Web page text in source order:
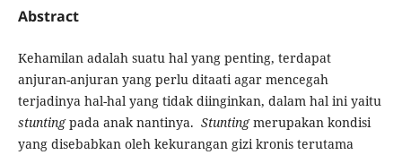
Abstract
Kehamilan adalah suatu hal yang penting, terdapat
anjuran-anjuran yang perlu ditaati agar mencegah
terjadinya hal-hal yang tidak diinginkan, dalam hal ini yaitu
stuntingpada anak nantinya. Stuntingmerupakan kondisi
yang disebabkan oleh kekurangan gizi kronis terutama